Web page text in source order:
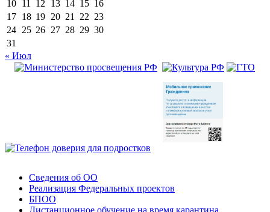
10 11 12 13 14 15 16
17 18 19 20 21 22 23
24 25 26 27 28 29 30
31
« Июл
Сведения об ОО
Реализация Федеральных проектов
БПОО
Дистанционное обучение на время карантина